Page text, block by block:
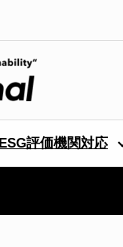
ESG評価機関対応